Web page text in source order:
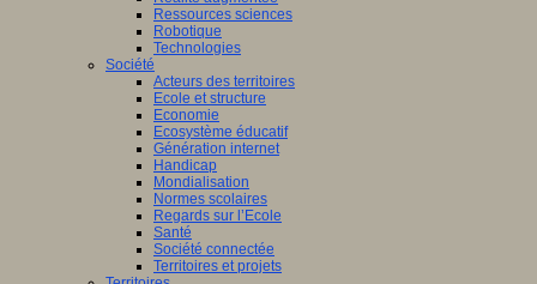
Ressources sciences
Robotique
Technologies
Société
Acteurs des territoires
Ecole et structure
Economie
Ecosystème éducatif
Génération internet
Handicap
Mondialisation
Normes scolaires
Regards sur l’Ecole
Santé
Société connectée
Territoires et projets